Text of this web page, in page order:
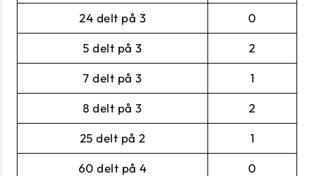
24 delt på 3 0
5 delt på 3 2
7 delt på 3 1
8 delt på 3 2
25 delt på 2 1
60 delt på 4 0